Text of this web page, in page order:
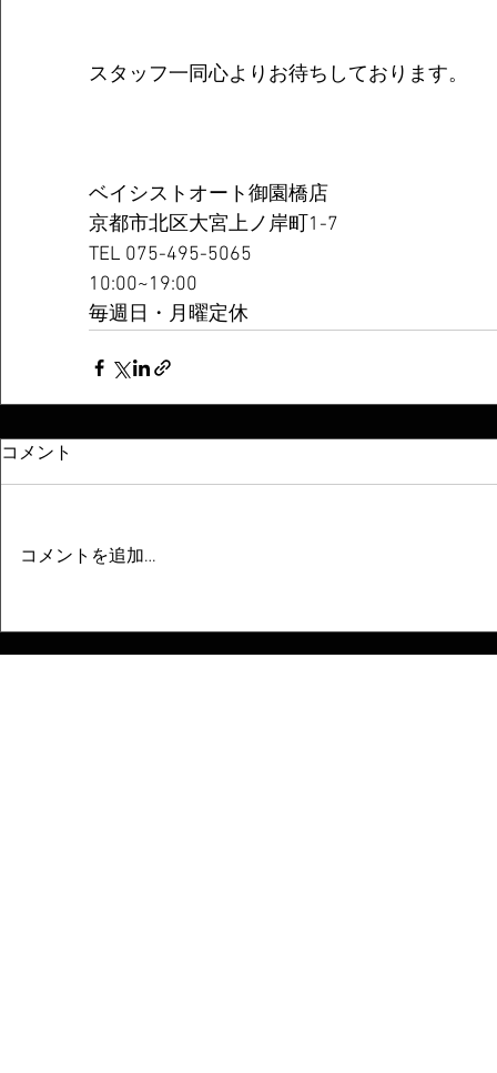
スタッフ一同心よりお待ちしております。
ベイシストオート御園橋店
京都市北区大宮上ノ岸町1-7
TEL 075-495-5065
10:00~19:00
毎週日・月曜定休
コメント
コメントを追加…